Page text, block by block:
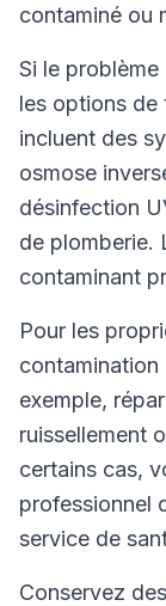
contaminé ou
Si le
les options de
incluent des
osmose
désinfection
de plomberie.
contaminant
Pour les
exemple,
ruissellement
certains cas,
professionnel
service de
Conservez